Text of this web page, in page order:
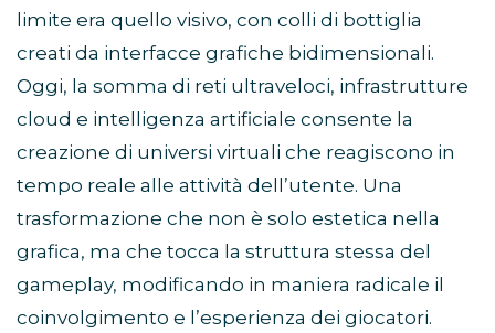
limite era quello visivo, con colli di bottiglia
creati da interfacce grafiche bidimensionali.
Oggi, la somma di reti ultraveloci, infrastrutture
cloud e intelligenza artificiale consente la
creazione di universi virtuali che reagiscono in
tempo reale alle attività dell’utente. Una
trasformazione che non è solo estetica nella
grafica, ma che tocca la struttura stessa del
gameplay, modificando in maniera radicale il
coinvolgimento e l’esperienza dei giocatori.